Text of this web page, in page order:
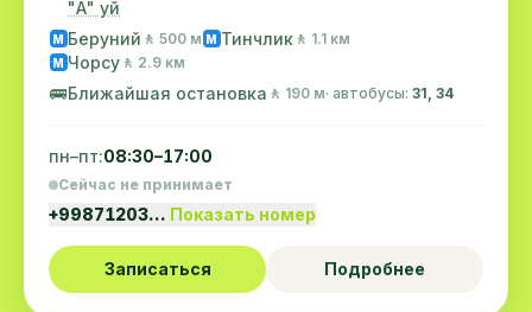
"А" уй
M Беруний 🚶 500 м M Тинчлик 🚶 1.1 км
M Чорсу 🚶 2.9 км
🚌Ближайшая остановка 🚶 190 м· автобусы: 31, 34
пн–пт:08:30–17:00
Сейчас не принимает
+99871203… Показать номер
Записаться Подробнее